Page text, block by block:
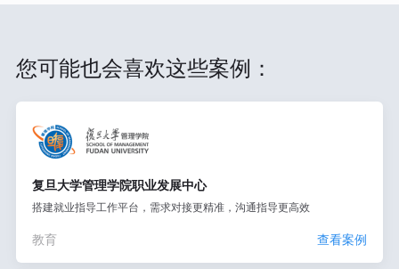
您可能也会喜欢这些案例：
复旦大学管理学院职业发展中心
搭建就业指导工作平台，需求对接更精准，沟通指导更高效
教育 查看案例